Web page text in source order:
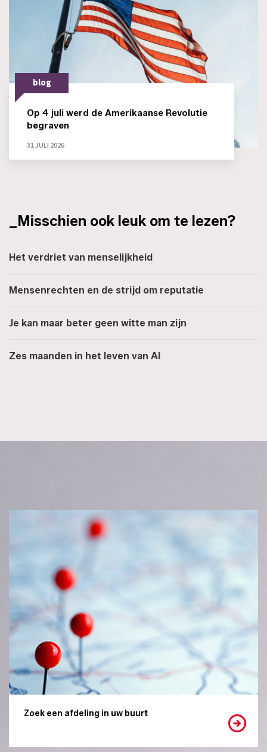
blog
Op 4 juli werd de Amerikaanse Revolutie
begraven
31 JULI 2026
_Misschien ook leuk om te lezen?
Het verdriet van menselijkheid
Mensenrechten en de strijd om reputatie
Je kan maar beter geen witte man zijn
Zes maanden in het leven van AI
Zoek een afdeling in uw buurt